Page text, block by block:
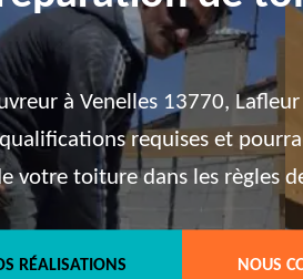
à Venelles 13770,
requises et
votre toiture dans les règles
RÉALISATIONS NOUS